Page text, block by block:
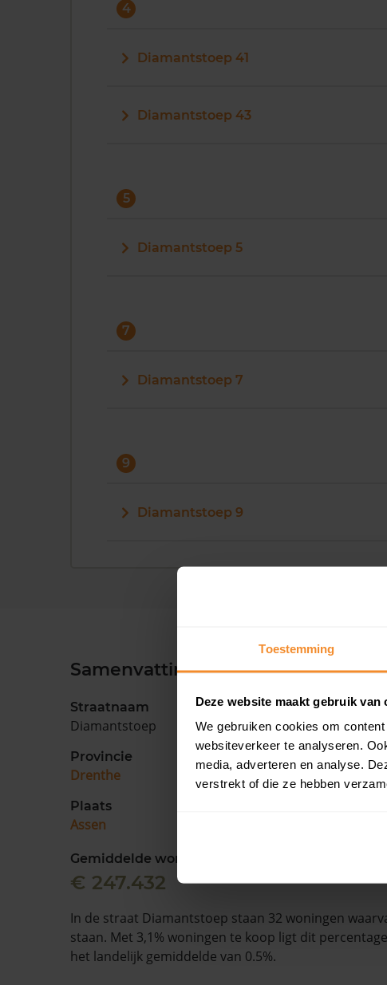
Toestemming
Deze website maakt gebruik van
We gebruiken cookies om
websiteverkeer te analyseren.
media, adverteren en analyse.
verstrekt of die ze hebben
4
Diamantstoep 41
Diamantstoep 43
5
Diamantstoep 5
7
Diamantstoep 7
9
Diamantstoep 9
Samenvatting
Straatnaam
Diamantstoep
Provincie
Drenthe
Plaats
Assen
Gemiddelde woningwaarde
€ 247.432
In de straat Diamantstoep staan 32 woningen
staan. Met 3,1% woningen te koop ligt dit
het landelijk gemiddelde van 0.5%.